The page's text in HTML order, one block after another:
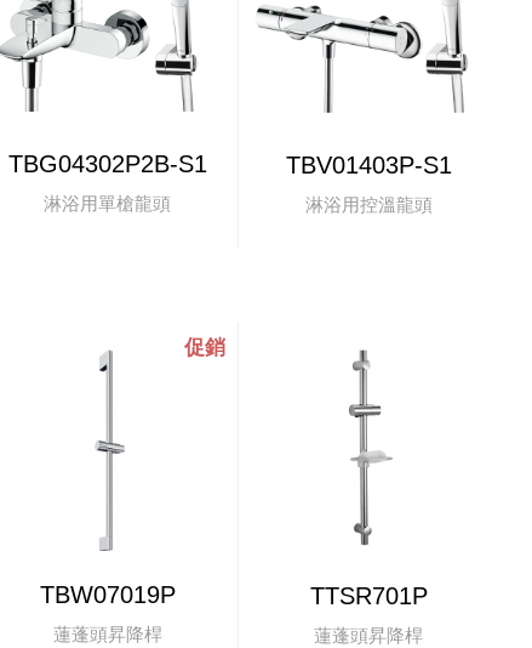
TBG04302P2B-S1
淋浴用單槍龍頭
TBV01403P-S1
淋浴用控溫龍頭
TBW07019P
蓮蓬頭昇降桿
TTSR701P
蓮蓬頭昇降桿